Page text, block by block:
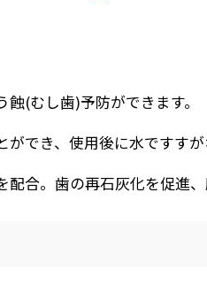
(むし歯)予防ができます。
でき、使用後に水ですすが
合。歯の再石灰化を促進、